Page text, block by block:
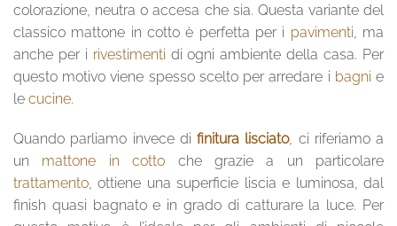
colorazione, neutra o accesa che sia. Questa variante del
classico mattone in cotto è perfetta per i pavimenti , ma
anche per i rivestimenti di ogni ambiente della casa. Per
questo motivo viene spesso scelto per arredare i bagni e
le cucine.
Quando parliamo invece di finitura lisciato, ci riferiamo a
un mattone in cotto che grazie a un particolare
trattamento, ottiene una superficie liscia e luminosa, dal
finish quasi bagnato e in grado di catturare la luce. Per